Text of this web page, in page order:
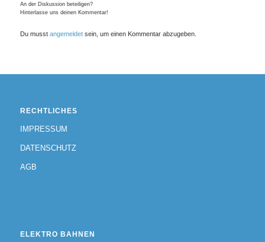
An der Diskussion beteiligen?
Hinterlasse uns deinen Kommentar!
Du musst angemeldetsein, um einen Kommentar abzugeben.
RECHTLICHES
IMPRESSUM
DATENSCHUTZ
AGB
ELEKTRO BAHNEN